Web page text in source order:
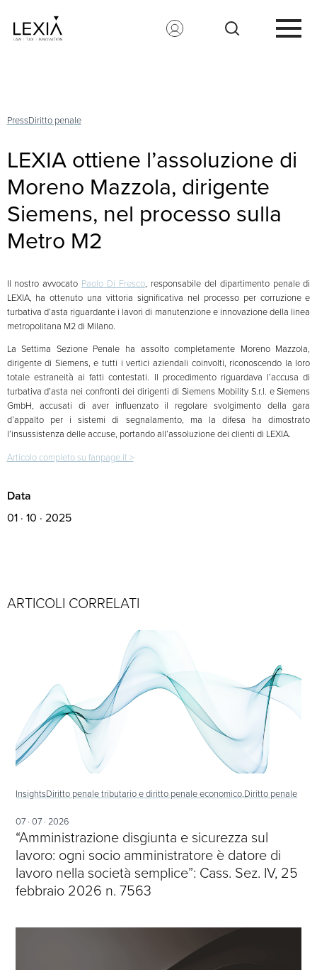
PressDiritto penale
LEXIA ottiene l’assoluzione di
Moreno Mazzola, dirigente
Siemens, nel processo sulla
Metro M2
Il nostro avvocato Paolo Di Fresco, responsabile del dipartimento penale di
LEXIA, ha ottenuto una vittoria significativa nel processo per corruzione e
turbativa d’asta riguardante i lavori di manutenzione e innovazione della linea
metropolitana M2 di Milano.
La Settima Sezione Penale ha assolto completamente Moreno Mazzola,
dirigente di Siemens, e tutti i vertici aziendali coinvolti, riconoscendo la loro
totale estraneità ai fatti contestati. Il procedimento riguardava l’accusa di
turbativa d’asta nei confronti dei dirigenti di Siemens Mobility S.r.l. e Siemens
GmbH, accusati di aver influenzato il regolare svolgimento della gara
d’appalto per i sistemi di segnalamento, ma la difesa ha dimostrato
l’insussistenza delle accuse, portando all’assoluzione dei clienti di LEXIA.
Articolo completo su fanpage.it >
Data
01 · 10 · 2025
ARTICOLI CORRELATI
InsightsDiritto penale tributario e diritto penale economico,Diritto penale
07 · 07 · 2026
“Amministrazione disgiunta e sicurezza sul
lavoro: ogni socio amministratore è datore di
lavoro nella società semplice”: Cass. Sez. IV, 25
febbraio 2026 n. 7563